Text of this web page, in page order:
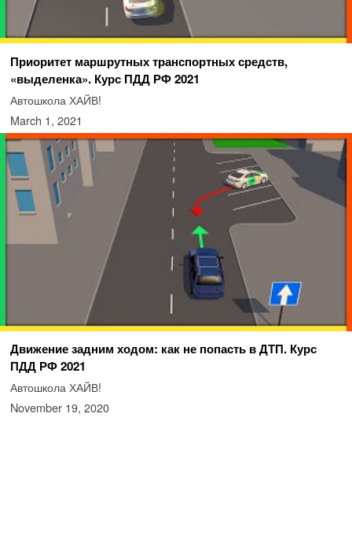
Приоритет маршрутных транспортных средств,
«выделенка». Курс ПДД РФ 2021
Автошкола ХАЙВ!
March 1, 2021
Движение задним ходом: как не попасть в ДТП. Курс
ПДД РФ 2021
Автошкола ХАЙВ!
November 19, 2020